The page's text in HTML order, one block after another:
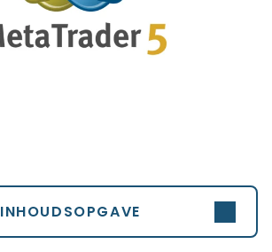
INHOUDSOPGAVE